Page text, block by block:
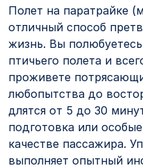
Полет на паратрайке
отличный способ
жизнь. Вы
птичьего полета и
проживете
любопытства до
длятся от 5 до 30
подготовка или
качестве пассажира.
выполняет опытный